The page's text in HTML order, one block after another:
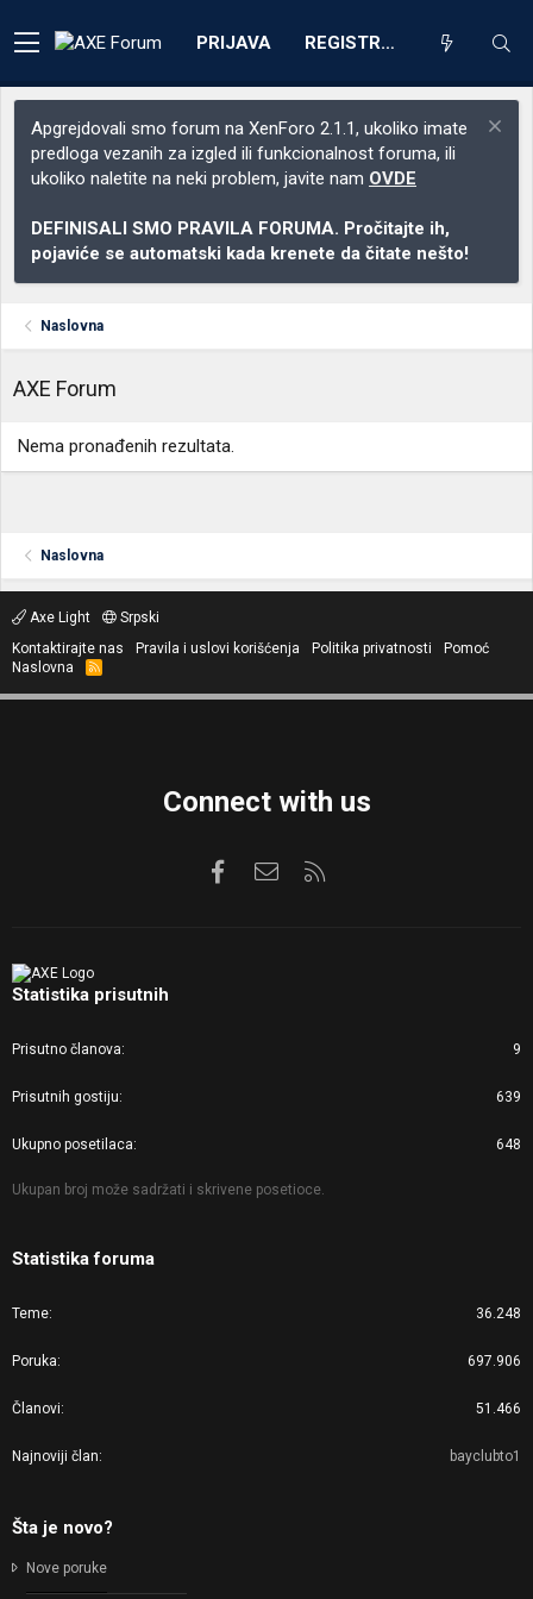
PRIJAVA REGISTRACIJA
Apgrejdovali smo forum na XenForo 2.1.1, ukoliko imate
predloga vezanih za izgled ili funkcionalnost foruma, ili
ukoliko naletite na neki problem, javite nam OVDE
DEFINISALI SMO PRAVILA FORUMA. Pročitajte ih,
pojaviće se automatski kada krenete da čitate nešto!
Naslovna
AXE Forum
Nema pronađenih rezultata.
Naslovna
Axe Light
Srpski
Kontaktirajte nas
Pravila i uslovi korišćenja Politika privatnosti
Pomoć
Naslovna
R
S
Connect with us
FacebookKontaktirajte nas
Statistika prisutnih
Prisutno članova 9
Prisutnih gostiju 639
Ukupno posetilaca 648
Ukupan broj može sadržati i skrivene posetioce.
Statistika foruma
Teme 36.248
Poruka 697.906
Članovi 51.466
Najnoviji član bayclubto1
Šta je novo?
Nove poruke